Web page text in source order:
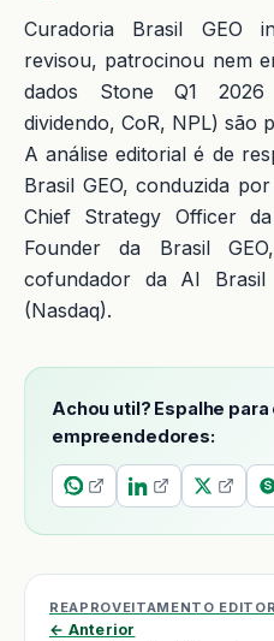
Curadoria Brasil GEO
revisou, patrocinou nem
dados Stone Q1 2026
dividendo, CoR, NPL) são
A análise editorial é de
Brasil GEO, conduzida
Chief Strategy Officer
Founder da Brasil
cofundador da AI
(Nasdaq).
Achou util? Espalhe
empreendedores:
REAPROVEITAMENTO
← Anterior